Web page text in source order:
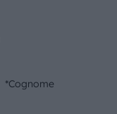
*Cognome